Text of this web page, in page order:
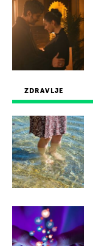
ZDRAVLJE